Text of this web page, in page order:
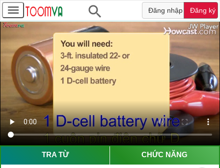
Đăng nhập Đăng ký
TRA TỪ CHỨC NĂNG